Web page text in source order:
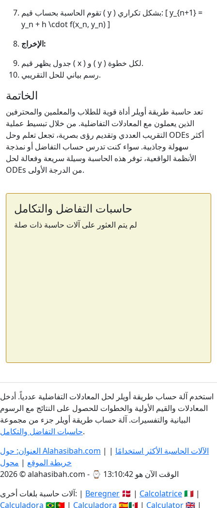
تقوم الحاسبة بحساب قيم ( y ) بشكل تكراري: [ y_{n+1} =
y_n + h \cdot f(x_n, y_n) ]
الإخراج:
جدول يظهر قيم ( x ) و ( y ) لكل خطوة.
رسم بياني للحل التقريبي.
الخاتمة
تعد حاسبة طريقة أويلر أداة قوية للطلاب والمعلمين والمحترفين
الذين يعملون مع المعادلات التفاضلية. من خلال تبسيط عملية
التقريب العددي وتقديم رؤى بصرية، تجعل تعلم وحل ODEs أكثر
سهولة وجاذبية. سواء كنت تدرس حساب التفاضل أو نمذجة
الأنظمة الواقعية، توفر هذه الحاسبة وسيلة سريعة وفعالة لحل
ODEs من الدرجة الأولى.
حاسبات التفاضل والتكامل
لم يتم العثور على آلات حاسبة ذات صلة
استخدم آلة حساب طريقة أويلر لحل المعادلات التفاضلية عددياً. أدخل
المعادلات والقيم الأولية والخطوات للحصول على النتائج مع الرسوم
البيانية والتفسيرات. آلة حساب طريقة أويلر جزء من مجموعة
حاسبات التفاضل والتكامل.
العنوان: حول Alahasibah.com | الآلات الحاسبة الأكثر استخدامًا |
خريطة الموقع | محول
2026 © alahasibah.com - ⌚
الوقت الآن هو 13:10:42
آلات حاسبة بلغات أخرى: | Beregner 🇩🇰 | Calcolatrice🇮🇹 |
Calculadora 🇧🇷🇵🇹 | Calculadora 🇪🇸🇲🇽 | Calculator🇬🇧 |